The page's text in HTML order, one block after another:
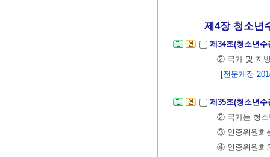
제4장 청소년수
제34조(청소년
② 국가 및 지
[전문개정
제35조(청소년
② 국가는 청소
③ 인증위원회
④ 인증위원회